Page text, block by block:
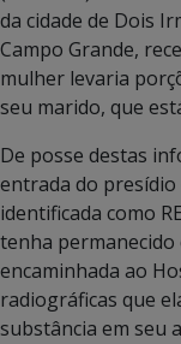
da cidade de Dois
Campo Grande,
mulher levaria
seu marido, que
De posse destas
entrada do
identificada como
tenha permanecido
encaminhada ao
radiográficas que
substância em seu